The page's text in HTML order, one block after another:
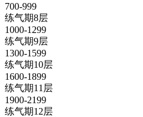
700-999
练气期8层
1000-1299
练气期9层
1300-1599
练气期10层
1600-1899
练气期11层
1900-2199
练气期12层